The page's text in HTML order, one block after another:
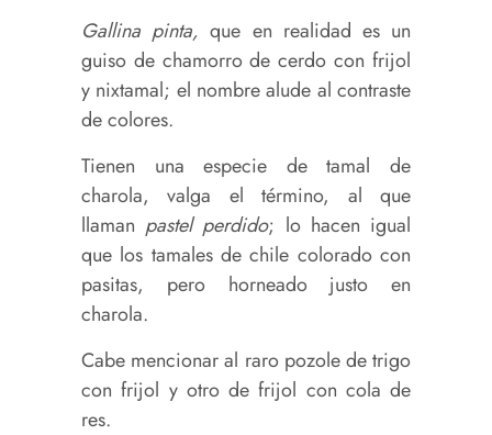
Gallina pinta, que en realidad es un
guiso de chamorro de cerdo con frijol
y nixtamal; el nombre alude al contraste
de colores.
Tienen una especie de tamal de
charola, valga el término, al que
llaman pastel perdido; lo hacen igual
que los tamales de chile colorado con
pasitas, pero horneado justo en
charola.
Cabe mencionar al raro pozole de trigo
con frijol y otro de frijol con cola de
res.